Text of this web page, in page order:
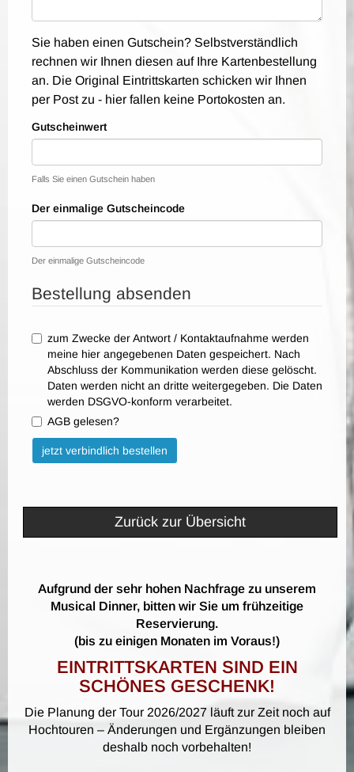
Sie haben einen Gutschein? Selbstverständlich
rechnen wir Ihnen diesen auf Ihre Kartenbestellung
an. Die Original Eintrittskarten schicken wir Ihnen
per Post zu - hier fallen keine Portokosten an.
Gutscheinwert
Falls Sie einen Gutschein haben
Der einmalige Gutscheincode
Der einmalige Gutscheincode
Bestellung absenden
zum Zwecke der Antwort / Kontaktaufnahme werden
meine hier angegebenen Daten gespeichert. Nach
Abschluss der Kommunikation werden diese gelöscht.
Daten werden nicht an dritte weitergegeben. Die Daten
werden DSGVO-konform verarbeitet.
AGB gelesen?
Bitte nicht ausfüllen.
jetzt verbindlich bestellen
Zurück zur Übersicht
Aufgrund der sehr hohen Nachfrage zu unserem
Musical Dinner, bitten wir Sie um frühzeitige
Reservierung.
(bis zu einigen Monaten im Voraus!)
EINTRITTSKARTEN SIND EIN
SCHÖNES GESCHENK!
Die Planung der Tour 2026/2027 läuft zur Zeit noch auf
Hochtouren – Änderungen und Ergänzungen bleiben
deshalb noch vorbehalten!